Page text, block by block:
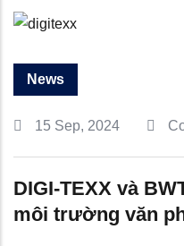
News
15 Sep, 2024
DIGI-TEXX và
môi trường văn